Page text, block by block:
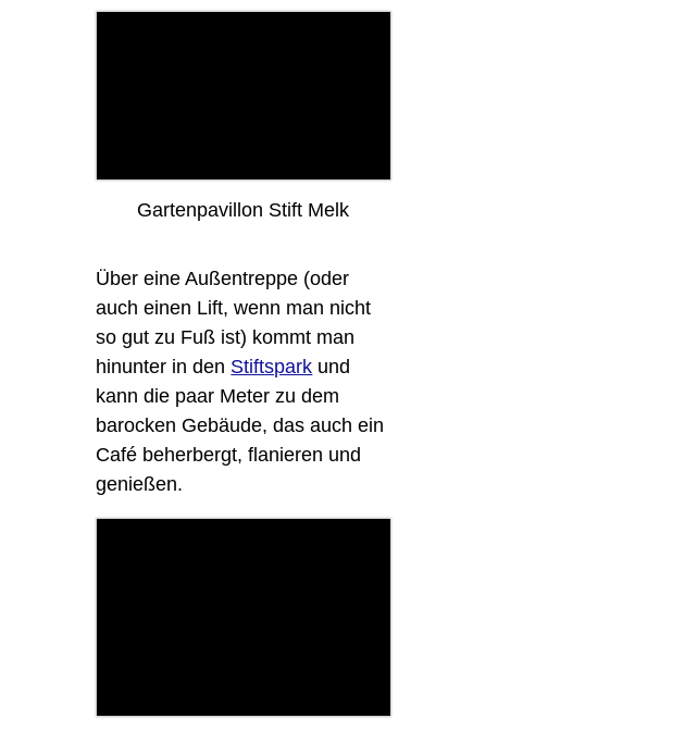
Gartenpavillon Stift Melk
Über eine Außentreppe (oder
auch einen Lift, wenn man nicht
so gut zu Fuß ist) kommt man
hinunter in den Stiftspark und
kann die paar Meter zu dem
barocken Gebäude, das auch ein
Café beherbergt, flanieren und
genießen.